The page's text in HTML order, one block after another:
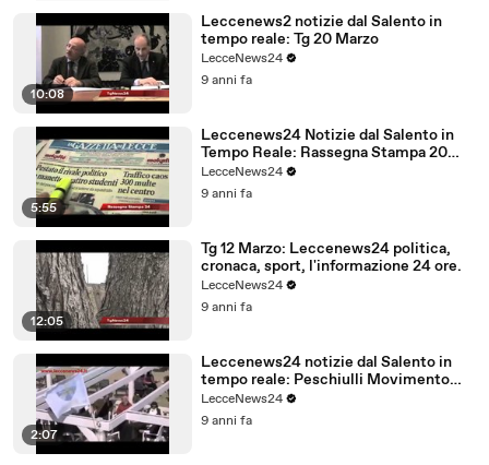
10:08
Leccenews2 notizie dal Salento in
tempo reale: Tg 20 Marzo
LecceNews24
9 anni fa
5:55
Leccenews24 Notizie dal Salento in
Tempo Reale: Rassegna Stampa 20
Marzo
LecceNews24
9 anni fa
12:05
Tg 12 Marzo: Leccenews24 politica,
cronaca, sport, l'informazione 24 ore.
LecceNews24
9 anni fa
2:07
Leccenews24 notizie dal Salento in
tempo reale: Peschiulli Movimento
Regione Salento
LecceNews24
9 anni fa